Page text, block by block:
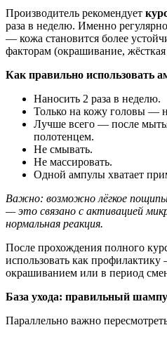
Производитель рекомендует
раза в неделю. Именно
— кожа становится более
факторам (окрашивание,
Как правильно использовать
Наносить 2 раза в неделю.
Только на кожу головы —
Лучше всего — после
полотенцем.
Не смывать.
Не массировать.
Одной ампулы хватает
Важно: возможно лёгкое
— это связано с активацией
нормальная реакция.
После прохождения полного
использовать как
окрашиванием или в период
База ухода: правильный
Параллельно важно